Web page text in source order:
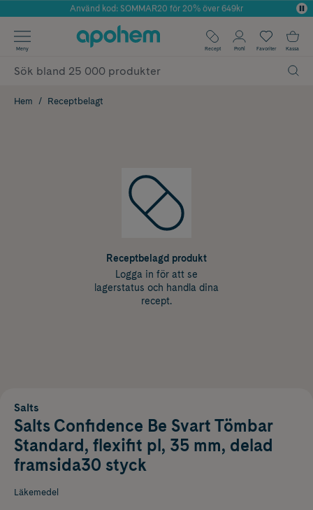
Årets Butik 2025 inom Skönhet
Använd kod: SOMMAR20 för 20% över 649kr
✓ Fri frakt
✓ Poäng på alla köp*
Meny Recept Profil Favoriter Kassa
Hem Receptbelagt
Receptbelagd produkt
Logga in för att se
lagerstatus och handla dina
recept.
Salts
Salts Confidence Be Svart Tömbar
Standard, flexifit pl, 35 mm, delad
framsida30 styck
Läkemedel